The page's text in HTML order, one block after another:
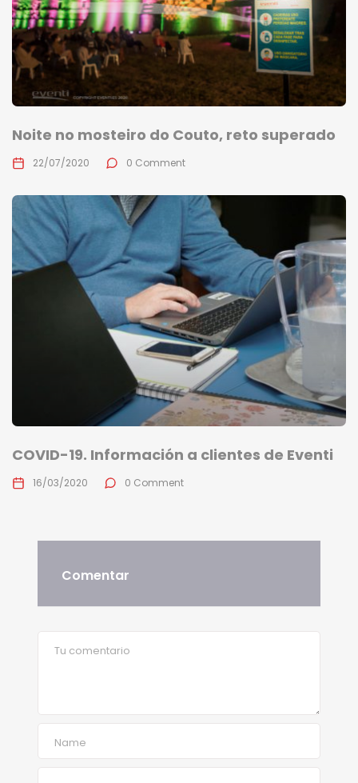
Noite no mosteiro do Couto, reto superado
22/07/2020 0 Comment
COVID-19. Información a clientes de Eventi
16/03/2020 0 Comment
Comentar